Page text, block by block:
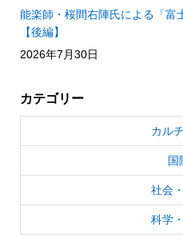
能楽師・桜間右陣氏による「富
【後編】
2026年7月30日
カテゴリー
カル
国
社会
科学